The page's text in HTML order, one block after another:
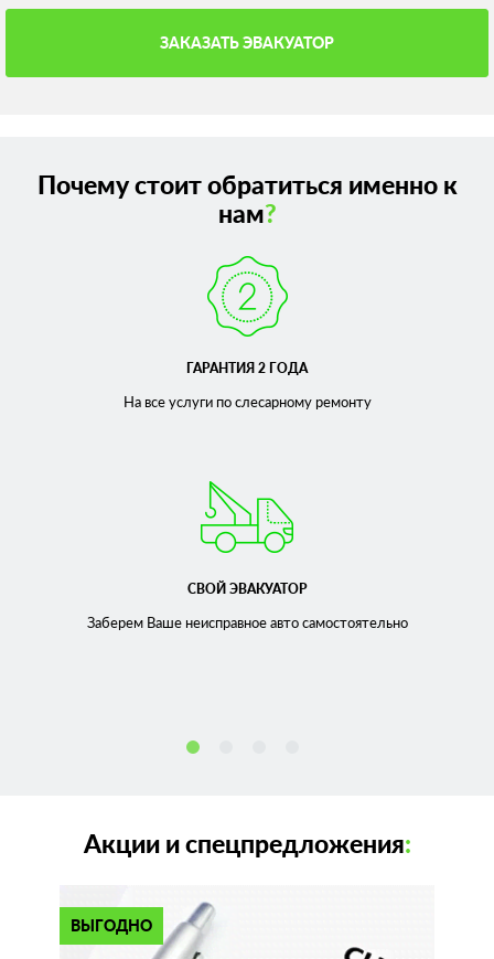
ЗАКАЗАТЬ ЭВАКУАТОР
Почему стоит обратиться именно к
нам?
ГАРАНТИЯ 2 ГОДА
На все услуги по слесарномуремонту
СВОЙ ЭВАКУАТОР
Заберем Ваше неисправноеавто самостоятельно
Акции и спецпредложения:
ВЫГОДНО